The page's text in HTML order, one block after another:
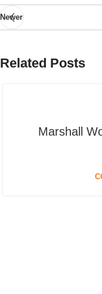
Newer
Related Posts
Marshall